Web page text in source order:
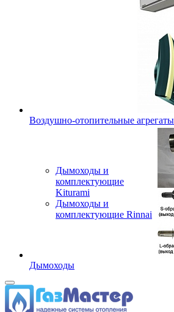
Воздушно-отопительные
Дымоходы и
комплектующие
Kiturami
Дымоходы и
комплектующие Rinnai
Дымоходы